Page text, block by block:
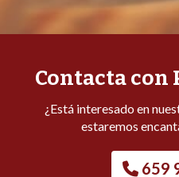
Contacta con
¿Está interesado en
estaremos
659